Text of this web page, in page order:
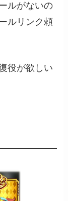
ルがないの
ルリンク頼
役が欲しい